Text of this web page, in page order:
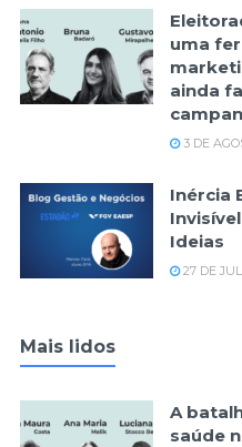
uma
ainda
3 DE
Inércia
Ideias
27 DE
Mais lidos
A
saúde